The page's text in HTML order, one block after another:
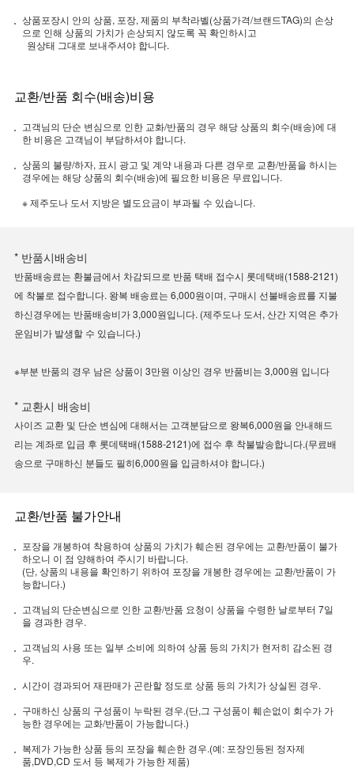
상품포장시 안의 상품, 포장, 제품의 부착라벨(상품가격/브랜드TAG)의 손상
으로 인해 상품의 가치가 손상되지 않도록 꼭 확인하시고
원상태 그대로 보내주셔야 합니다.
교환/반품 회수(배송)비용
고객님의 단순 변심으로 인한 교화/반품의 경우 해당 상품의 회수(배송)에 대
한 비용은 고객님이 부담하셔야 합니다.
상품의 불량/하자, 표시 광고 및 계약 내용과 다른 경우로 교환/반품을 하시는
경우에는 해당 상품의 회수(배송)에 필요한 비용은 무료입니다.
※ 제주도나 도서 지방은 별도요금이 부과될 수 있습니다.
* 반품시배송비
반품배송료는 환불금에서 차감되므로 반품 택배 접수시 롯데택배(1588-2121)
에 착불로 접수합니다. 왕복 배송료는 6,000원이며, 구매시 선불배송료를 지불
하신경우에는 반품배송비가 3,000원입니다. (제주도나 도서, 산간 지역은 추가
운임비가 발생할 수 있습니다.)
※부분 반품의 경우 남은 상품이 3만원 이상인 경우 반품비는 3,000원 입니다
* 교환시 배송비
사이즈 교환 및 단순 변심에 대해서는 고객분담으로 왕복6,000원을 안내해드
리는 계좌로 입금 후 롯데택배(1588-2121)에 접수 후 착불발송합니다.(무료배
송으로 구매하신 분들도 필히6,000원을 입금하셔야 합니다.)
교환/반품 불가안내
포장을 개봉하여 착용하여 상품의 가치가 훼손된 경우에는 교환/반품이 불가
하오니 이 점 양해하여 주시기 바랍니다.
(단, 상품의 내용을 확인하기 위하여 포장을 개봉한 경우에는 교환/반품이 가
능합니다.)
고객님의 단순변심으로 인한 교환/반품 요청이 상품을 수령한 날로부터 7일
을 경과한 경우.
고객님의 사용 또는 일부 소비에 의하여 상품 등의 가치가 현저히 감소된 경
우.
시간이 경과되어 재판매가 곤란할 정도로 상품 등의 가치가 상실된 경우.
구매하신 상품의 구성품이 누락된 경우.(단,그 구성품이 훼손없이 회수가 가
능한 경우에는 교화/반품이 가능합니다.)
복제가 가능한 상품 등의 포장을 훼손한 경우.(예: 포장인등된 정자제
품,DVD,CD 도서 등 복제가 가능한 제품)